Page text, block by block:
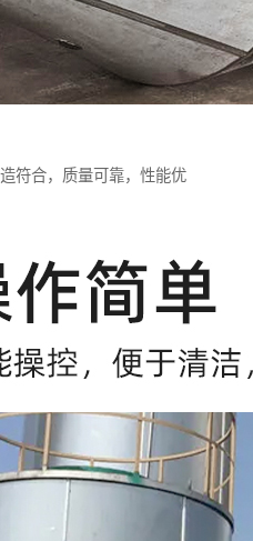
符合，质量可靠，性能优